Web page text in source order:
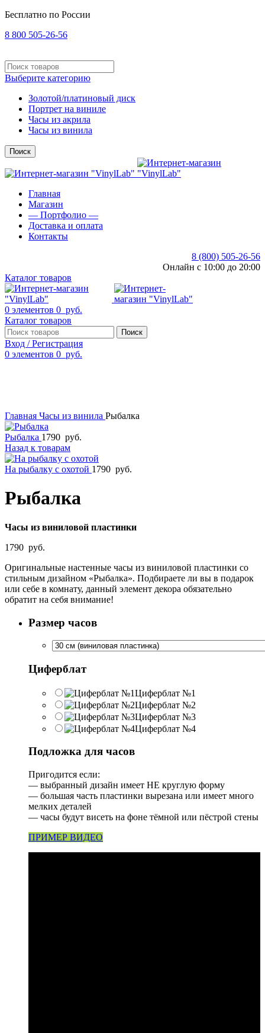
Бесплатно по России
8 800 505-26-56
Выберите категорию
Золотой/платиновый диск
Портрет на виниле
Часы из акрила
Часы из винила
Поиск
Главная
Магазин
— Портфолио —
Доставка и оплата
Контакты
8 (800) 505-26-56
Онлайн с 10:00 до 20:00
Каталог товаров
0 элементов 0 руб.
Каталог товаров
Поиск
Вход / Регистрация
0 элементов 0 руб.
Главная Часы из винила Рыбалка
Рыбалка 1790 руб.
Назад к товарам
На рыбалку с охотой 1790 руб.
Рыбалка
Часы из виниловой пластинки
1790 руб.
Оригинальные настенные часы из виниловой пластинки со
стильным дизайном «Рыбалка». Подбираете ли вы в подарок
или себе в комнату, данный элемент декора обязательно
обратит на себя внимание!
Размер часов
Циферблат
Циферблат №1
Циферблат №2
Циферблат №3
Циферблат №4
Подложка для часов
Пригодится если:
— выбранный дизайн имеет НЕ круглую форму
— большая часть пластинки вырезана или имеет много
мелких деталей
— часы будут висеть на фоне тёмной или пёстрой стены
ПРИМЕР ВИДЕО